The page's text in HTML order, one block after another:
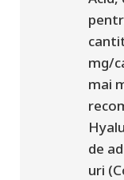
mg/
mai
de
uri